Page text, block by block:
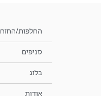
החלפות/
סניפים
בלוג
אודות